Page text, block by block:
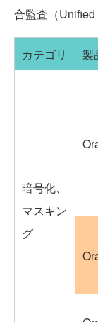
合監査（Unified
カテゴリ 製
暗号化、
マスキン
グ